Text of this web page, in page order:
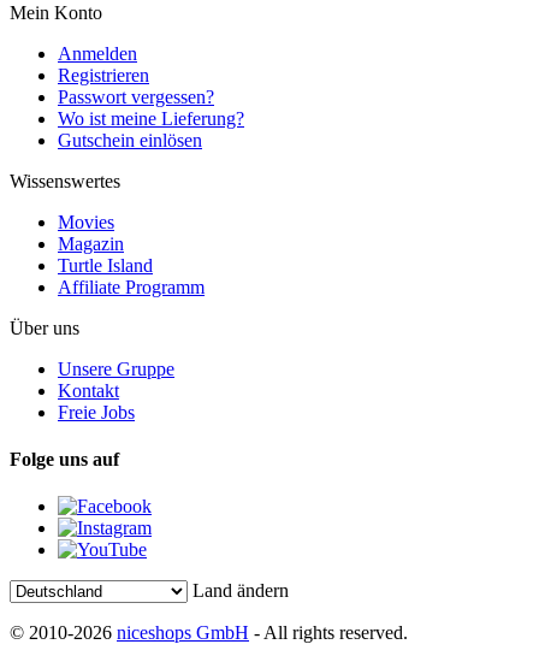
Mein Konto
Anmelden
Registrieren
Passwort vergessen?
Wo ist meine Lieferung?
Gutschein einlösen
Wissenswertes
Movies
Magazin
Turtle Island
Affiliate Programm
Über uns
Unsere Gruppe
Kontakt
Freie Jobs
Folge uns auf
Land ändern
© 2010-2026 niceshops GmbH - All rights reserved.